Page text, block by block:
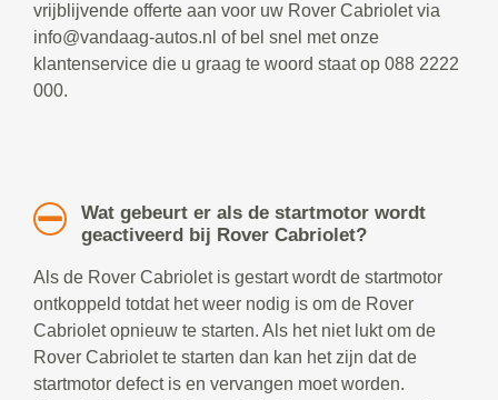
vrijblijvende offerte aan voor uw Rover Cabriolet via
info@vandaag-autos.nl of bel snel met onze
klantenservice die u graag te woord staat op 088 2222
000.
Wat gebeurt er als de startmotor wordt
geactiveerd bij Rover Cabriolet?
Als de Rover Cabriolet is gestart wordt de startmotor
ontkoppeld totdat het weer nodig is om de Rover
Cabriolet opnieuw te starten. Als het niet lukt om de
Rover Cabriolet te starten dan kan het zijn dat de
startmotor defect is en vervangen moet worden.